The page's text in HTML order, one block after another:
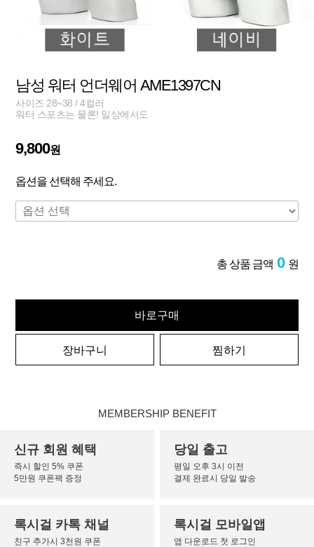
남성 워터 언더웨어 AME1397CN
사이즈 28~38 / 4컬러
워터 스포츠는 물론! 일상에서도
9,800원
옵션을 선택해 주세요.
총 상품 금액 0 원
바로구매
장바구니 찜하기
MEMBERSHIP BENEFIT
신규 회원 혜택
즉시 할인 5% 쿠폰
5만원 쿠폰팩 증정
당일 출고
평일 오후 3시 이전
결제 완료시 당일 발송
록시걸 카톡 채널
친구 추가시 3천원 쿠폰
록시걸 모바일앱
앱 다운로드 첫 로그인